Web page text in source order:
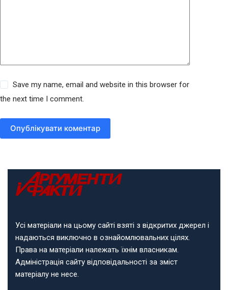
Save my name, email and website in this browser for
the next time I comment.
Опублікувати коментар
Усі матеріали на цьому сайті взяті з відкритих джерел і
надаються виключно в ознайомлювальних цілях.
Права на матеріали належать їхнім власникам.
Адміністрація сайту відповідальності за зміст
матеріалу не несе.